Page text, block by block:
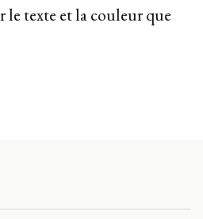
le texte et la couleur que